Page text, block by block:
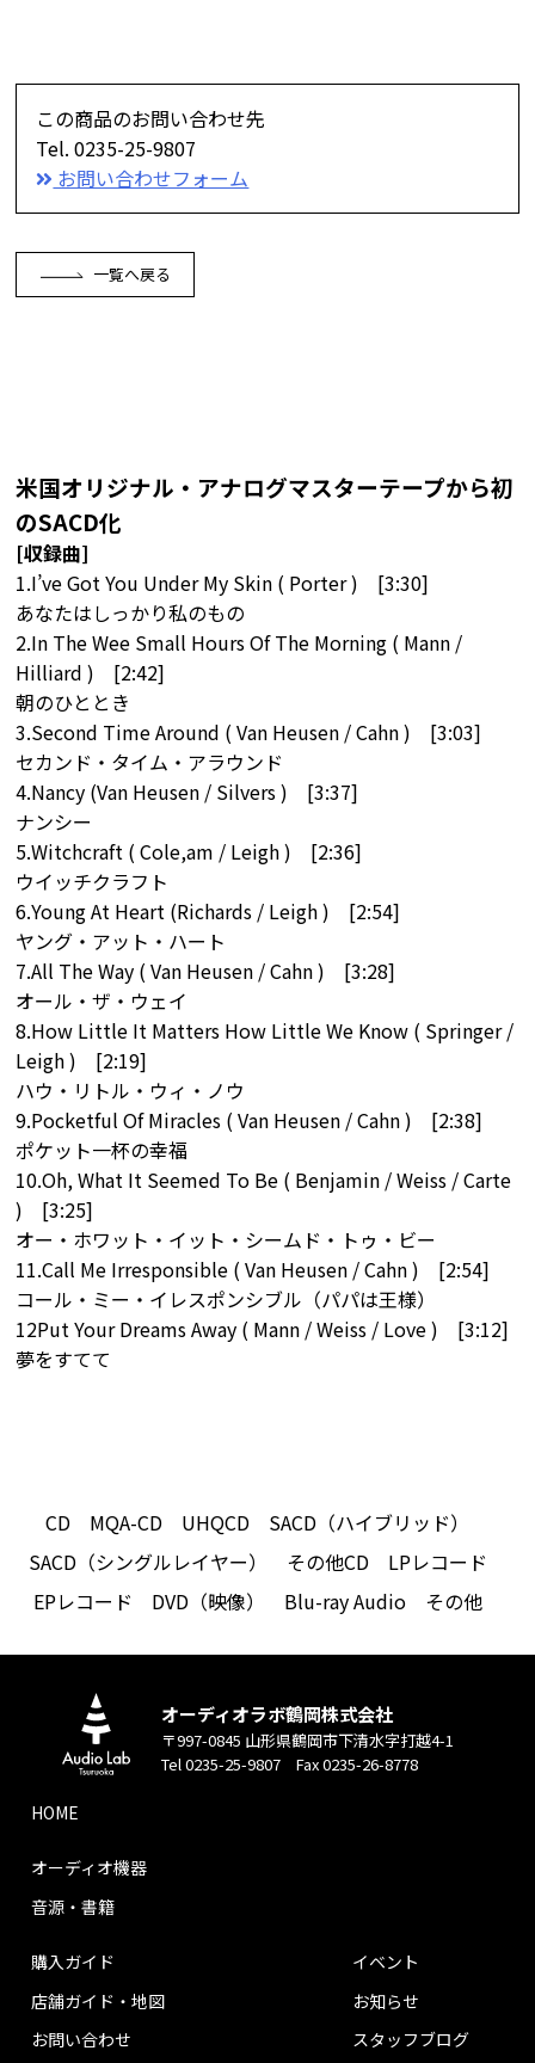
この商品のお問い合わせ先
Tel. 0235-25-9807
お問い合わせフォーム
一覧へ戻る
米国オリジナル・アナログマスターテープから初
のSACD化
[収録曲]
1.I’ve Got You Under My Skin ( Porter ) [3:30]
あなたはしっかり私のもの
2.In The Wee Small Hours Of The Morning ( Mann /
Hilliard ) [2:42]
朝のひととき
3.Second Time Around ( Van Heusen / Cahn ) [3:03]
セカンド・タイム・アラウンド
4.Nancy (Van Heusen / Silvers ) [3:37]
ナンシー
5.Witchcraft ( Cole,am / Leigh ) [2:36]
ウイッチクラフト
6.Young At Heart (Richards / Leigh ) [2:54]
ヤング・アット・ハート
7.All The Way ( Van Heusen / Cahn ) [3:28]
オール・ザ・ウェイ
8.How Little It Matters How Little We Know ( Springer /
Leigh ) [2:19]
ハウ・リトル・ウィ・ノウ
9.Pocketful Of Miracles ( Van Heusen / Cahn ) [2:38]
ポケット一杯の幸福
10.Oh, What It Seemed To Be ( Benjamin / Weiss / Carte
) [3:25]
オー・ホワット・イット・シームド・トゥ・ビー
11.Call Me Irresponsible ( Van Heusen / Cahn ) [2:54]
コール・ミー・イレスポンシブル（パパは王様）
12Put Your Dreams Away ( Mann / Weiss / Love ) [3:12]
夢をすてて
CD MQA-CD UHQCD
SACD（ハイブリッド）
SACD（シングルレイヤー）
その他CD
LPレコード
EPレコード
DVD（映像） Blu-ray Audio その他
オーディオラボ鶴岡株式会社
〒997-0845 山形県鶴岡市下清水字打越4-1
Tel 0235-25-9807 Fax 0235-26-8778
HOME
オーディオ機器
音源・書籍
購入ガイド
店舗ガイド・地図
お問い合わせ
イベント
お知らせ
スタッフブログ